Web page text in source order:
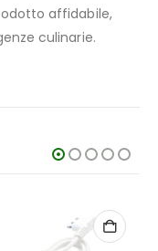
affidabile,
culinarie.